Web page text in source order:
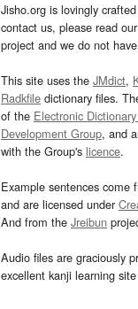
Jisho.org is lovingly
contact us, please read
project and we do not
This site uses the JMdict,
Radkfile dictionary files.
of the Electronic
Development Group, and
with the Group's licence.
Example sentences come
and are licensed under
And from the Jreibun
Audio files are graciously
excellent kanji learning site